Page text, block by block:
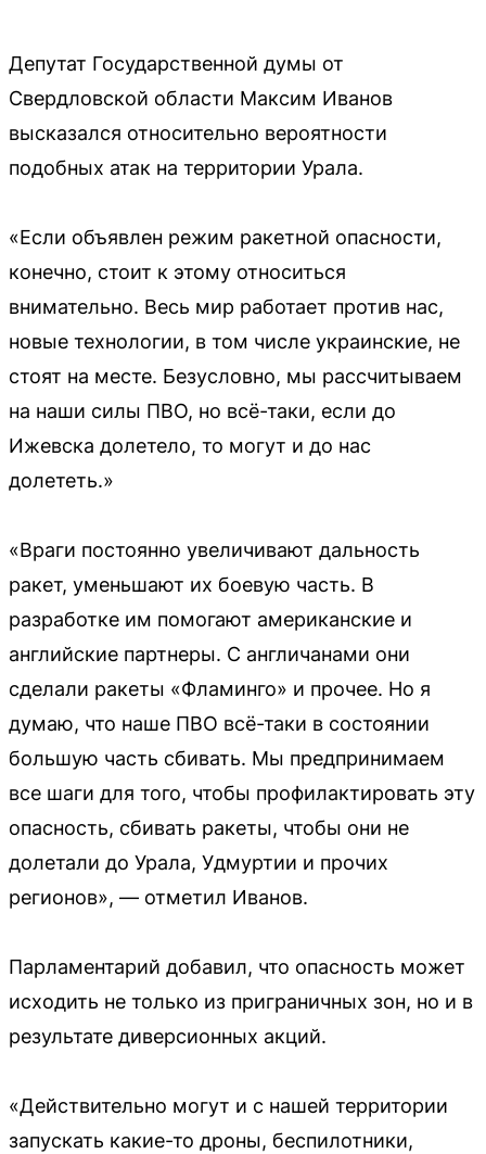
Депутат Государственной думы от
Свердловской области Максим Иванов
высказался относительно вероятности
подобных атак на территории Урала.
«Если объявлен режим ракетной опасности,
конечно, стоит к этому относиться
внимательно. Весь мир работает против нас,
новые технологии, в том числе украинские, не
стоят на месте. Безусловно, мы рассчитываем
на наши силы ПВО, но всё-таки, если до
Ижевска долетело, то могут и до нас
долететь.»
«Враги постоянно увеличивают дальность
ракет, уменьшают их боевую часть. В
разработке им помогают американские и
английские партнеры. С англичанами они
сделали ракеты «Фламинго» и прочее. Но я
думаю, что наше ПВО всё-таки в состоянии
большую часть сбивать. Мы предпринимаем
все шаги для того, чтобы профилактировать эту
опасность, сбивать ракеты, чтобы они не
долетали до Урала, Удмуртии и прочих
регионов», — отметил Иванов.
Парламентарий добавил, что опасность может
исходить не только из приграничных зон, но и в
результате диверсионных акций.
«Действительно могут и с нашей территории
запускать какие-то дроны, беспилотники,